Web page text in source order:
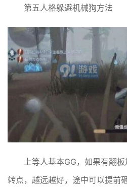
第五人格躲避机械狗方法
上等人基本GG，如果有翻
转点，越远越好，途中可以提前